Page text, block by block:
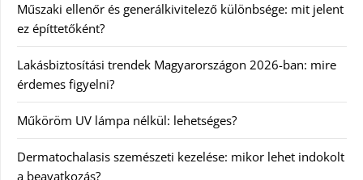
Műszaki ellenőr és generálkivitelező különbsége: mit jelent
ez építtetőként?
Lakásbiztosítási trendek Magyarországon 2026-ban: mire
érdemes figyelni?
Műköröm UV lámpa nélkül: lehetséges?
Dermatochalasis szemészeti kezelése: mikor lehet indokolt
a beavatkozás?